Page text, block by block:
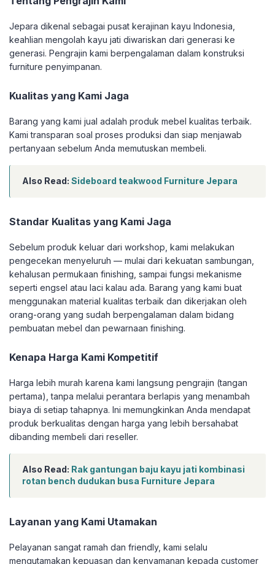
Jepara dikenal sebagai pusat kerajinan kayu Indonesia,
keahlian mengolah kayu jati diwariskan dari generasi ke
generasi. Pengrajin kami berpengalaman dalam konstruksi
furniture penyimpanan.
Kualitas yang Kami Jaga
Barang yang kami jual adalah produk mebel kualitas terbaik.
Kami transparan soal proses produksi dan siap menjawab
pertanyaan sebelum Anda memutuskan membeli.
Also Read: Sideboard teakwood Furniture Jepara
Standar Kualitas yang Kami Jaga
Sebelum produk keluar dari workshop, kami melakukan
pengecekan menyeluruh — mulai dari kekuatan sambungan,
kehalusan permukaan finishing, sampai fungsi mekanisme
seperti engsel atau laci kalau ada. Barang yang kami buat
menggunakan material kualitas terbaik dan dikerjakan oleh
orang-orang yang sudah berpengalaman dalam bidang
pembuatan mebel dan pewarnaan finishing.
Kenapa Harga Kami Kompetitif
Harga lebih murah karena kami langsung pengrajin (tangan
pertama), tanpa melalui perantara berlapis yang menambah
biaya di setiap tahapnya. Ini memungkinkan Anda mendapat
produk berkualitas dengan harga yang lebih bersahabat
dibanding membeli dari reseller.
Also Read: Rak gantungan baju kayu jati kombinasi
rotan bench dudukan busa Furniture Jepara
Layanan yang Kami Utamakan
Pelayanan sangat ramah dan friendly, kami selalu
mengutamakan kepuasan dan kenyamanan kepada customer